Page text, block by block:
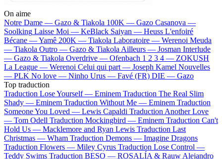
On aime
Notre Dame — Gazo & Tiakola 100K — Gazo Casanova —
Soolking Laisse Moi — KeBlack Saiyan — Heuss L'enfoiré
Bécane —Yamê 200K — Tiakola Laboratoire — Werenoi Meuda
— Tiakola Outro — Gazo & Tiakola Ailleurs — Josman Interlude
— Gazo & Tiakola Overdrive — Ofenbach 1 2 3 4 — ZOKUSH
La League — Werenoi Celui qui part — Joseph Kamel Nouvelles
— PLK No love — Ninho Urus — Favé (FR) DIE — Gazo
Top traduction
Traduction Lose Yourself — Eminem Traduction The Real Slim
Shady — Eminem Traduction Without Me — Eminem Traduction
Someone You Loved — Lewis Capaldi Traduction Another Love
— Tom Odell Traduction Mockingbird — Eminem Traduction Can't
Hold Us — Macklemore and Ryan Lewis Traduction Last
Christmas — Wham Traduction Demons — Imagine Dragons
Traduction Flowers — Miley Cyrus Traduction Lose Control —
Teddy Swims Traduction BESO — ROSALÍA & Rauw Alejandro